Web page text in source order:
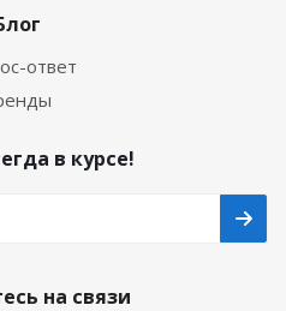
ответ
в курсе!
на связи